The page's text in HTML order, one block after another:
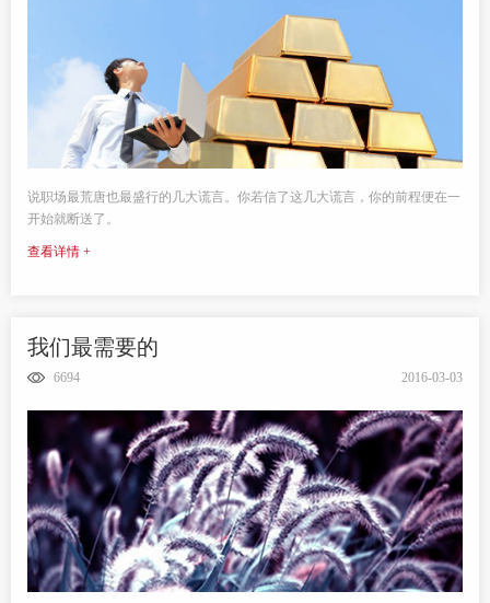
说职场最荒唐也最盛行的几大谎言。你若信了这几大谎言，你的前程便在一
开始就断送了。
查看详情 +
我们最需要的
6694 2016-03-03